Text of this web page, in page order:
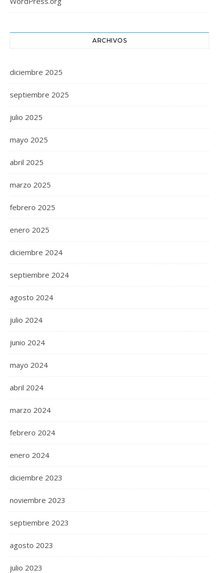
ARCHIVOS
diciembre 2025
septiembre 2025
julio 2025
mayo 2025
abril 2025
marzo 2025
febrero 2025
enero 2025
diciembre 2024
septiembre 2024
agosto 2024
julio 2024
junio 2024
mayo 2024
abril 2024
marzo 2024
febrero 2024
enero 2024
diciembre 2023
noviembre 2023
septiembre 2023
agosto 2023
julio 2023